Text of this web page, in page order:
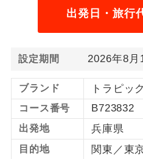
出発日・旅行
設定期間 2026年8月
ブランド トラピッ
コース番号 B723832
出発地 兵庫県
目的地 関東／東
おひとり様参
おひとり
1名様1室同代
金
1名様1室
ご夫婦限定
ご夫婦限
す。
女性限定
女性限定
す。